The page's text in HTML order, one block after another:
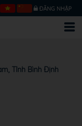
ĐĂNG NHẬP
Tỉnh Bình Định